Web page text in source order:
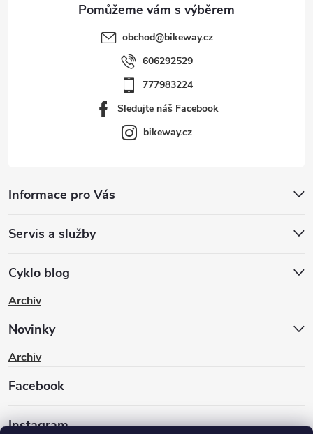
obchod@bikeway.cz
606292529
777983224
Sledujte náš Facebook
bikeway.cz
Informace pro Vás
Servis a služby
Cyklo blog
Archiv
Novinky
Archiv
Facebook
Instagram